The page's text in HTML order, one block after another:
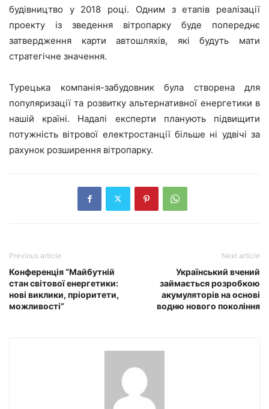
будівництво у 2018 році. Одним з етапів реалізації
проекту із зведення вітропарку буде попереднє
затвердження карти автошляхів, які будуть мати
стратегічне значення.
Турецька компанія-забудовник була створена для
популяризації та розвитку альтернативної енергетики в
нашій країні. Надалі експерти планують підвищити
потужність вітрової електростанції більше ні удвічі за
рахунок розширення вітропарку.
Previous article
Конференція “Майбутній
стан світової енергетики:
нові виклики, пріоритети,
можливості”
Next article
Український вчений
займається розробкою
акумуляторів на основі
водню нового покоління